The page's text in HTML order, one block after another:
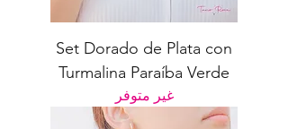
Set Dorado de Plata con
Turmalina Paraíba Verde
غير متوفر